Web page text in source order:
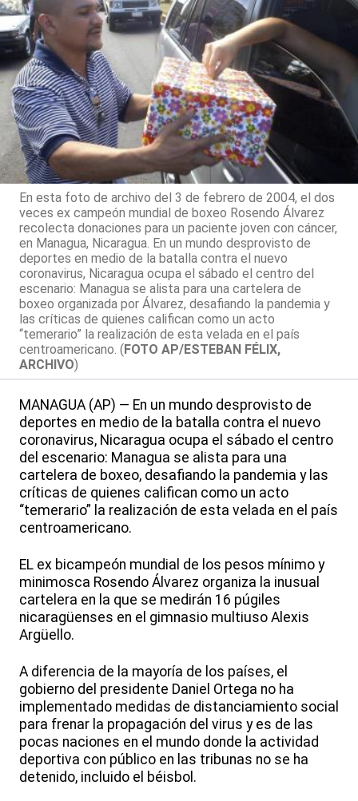
En esta foto de archivo del 3 de febrero de 2004, el dos
veces ex campeón mundial de boxeo Rosendo Álvarez
recolecta donaciones para un paciente joven con cáncer,
en Managua, Nicaragua. En un mundo desprovisto de
deportes en medio de la batalla contra el nuevo
coronavirus, Nicaragua ocupa el sábado el centro del
escenario: Managua se alista para una cartelera de
boxeo organizada por Álvarez, desafiando la pandemia y
las críticas de quienes califican como un acto
“temerario” la realización de esta velada en el país
centroamericano. (FOTO AP/ESTEBAN FÉLIX,
ARCHIVO)
MANAGUA (AP) — En un mundo desprovisto de
deportes en medio de la batalla contra el nuevo
coronavirus, Nicaragua ocupa el sábado el centro
del escenario: Managua se alista para una
cartelera de boxeo, desafiando la pandemia y las
críticas de quienes califican como un acto
“temerario” la realización de esta velada en el país
centroamericano.
EL ex bicampeón mundial de los pesos mínimo y
minimosca Rosendo Álvarez organiza la inusual
cartelera en la que se medirán 16 púgiles
nicaragüenses en el gimnasio multiuso Alexis
Argüello.
A diferencia de la mayoría de los países, el
gobierno del presidente Daniel Ortega no ha
implementado medidas de distanciamiento social
para frenar la propagación del virus y es de las
pocas naciones en el mundo donde la actividad
deportiva con público en las tribunas no se ha
detenido, incluido el béisbol.